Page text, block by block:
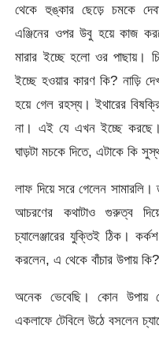
থেকে হুঙ্কার ছেড়ে চমকে
এঞ্জিনের ওপর উবু হয়ে কাজ
মারার ইচ্ছে হলো ওর পাছায়।
ইচ্ছে হওয়ার কারণ কি? নাড়ি
হয়ে গেল রহস্য। ইথারের
না। এই যে এখন ইচ্ছে করছে।
ঘাড়টা মচকে দিতে, এটাকে কি
লাফ দিয়ে সরে গেলেন
আচরণের কথাটাও গুরুত্ব
চ্যালেঞ্জারের যুক্তিই ঠিক।
করলেন, এ থেকে বাঁচার উপায়
অনেক ভেবেছি। কোন উপায়
একলাফে টেবিলে উঠে বসলেন